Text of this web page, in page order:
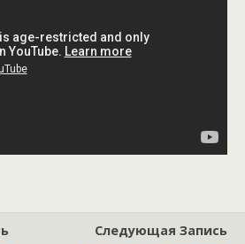
Следующая Запись